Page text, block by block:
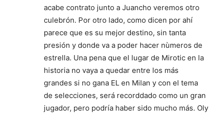
acabe contrato junto a Juancho veremos otro
culebrón. Por otro lado, como dicen por ahí
parece que es su mejor destino, sin tanta
presión y donde va a poder hacer nùmeros de
estrella. Una pena que el lugar de Mirotic en la
historia no vaya a quedar entre los más
grandes si no gana EL en Milan y con el tema
de selecciones, será recorddado como un gran
jugador, pero podría haber sido mucho más. Oly